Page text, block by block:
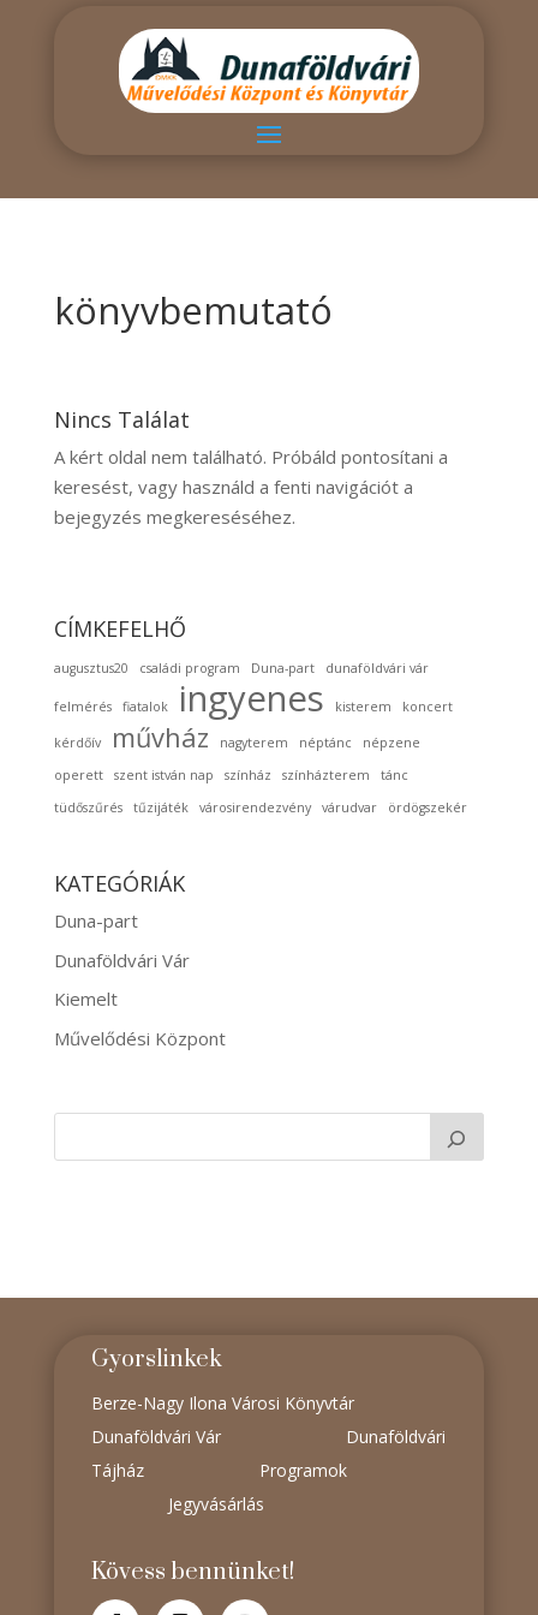
könyvbemutató
Nincs Találat
A kért oldal nem található. Próbáld pontosítani a
keresést, vagy használd a fenti navigációt a
bejegyzés megkereséséhez.
CÍMKEFELHŐ
augusztus20 családi program Duna-part dunaföldvári vár
felmérés fiatalok ingyenes kisterem koncert
kérdőív művház nagyterem néptánc
népzene
operett
szent istván nap színház színházterem
tánc
tüdőszűrés
tűzijáték városirendezvény várudvar ördögszekér
KATEGÓRIÁK
Duna-part
Dunaföldvári Vár
Kiemelt
Művelődési Központ
Gyorslinkek
Berze-Nagy Ilona Városi Könyvtár
Dunaföldvári Vár
Dunaföldvári
Tájház
Programok
Jegyvásárlás
Kövess bennünket!